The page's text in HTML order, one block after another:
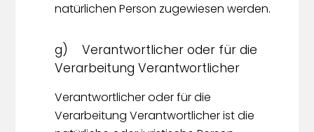
natürlichen Person zugewiesen werden.
g) Verantwortlicher oder für die
Verarbeitung Verantwortlicher
Verantwortlicher oder für die
Verarbeitung Verantwortlicher ist die